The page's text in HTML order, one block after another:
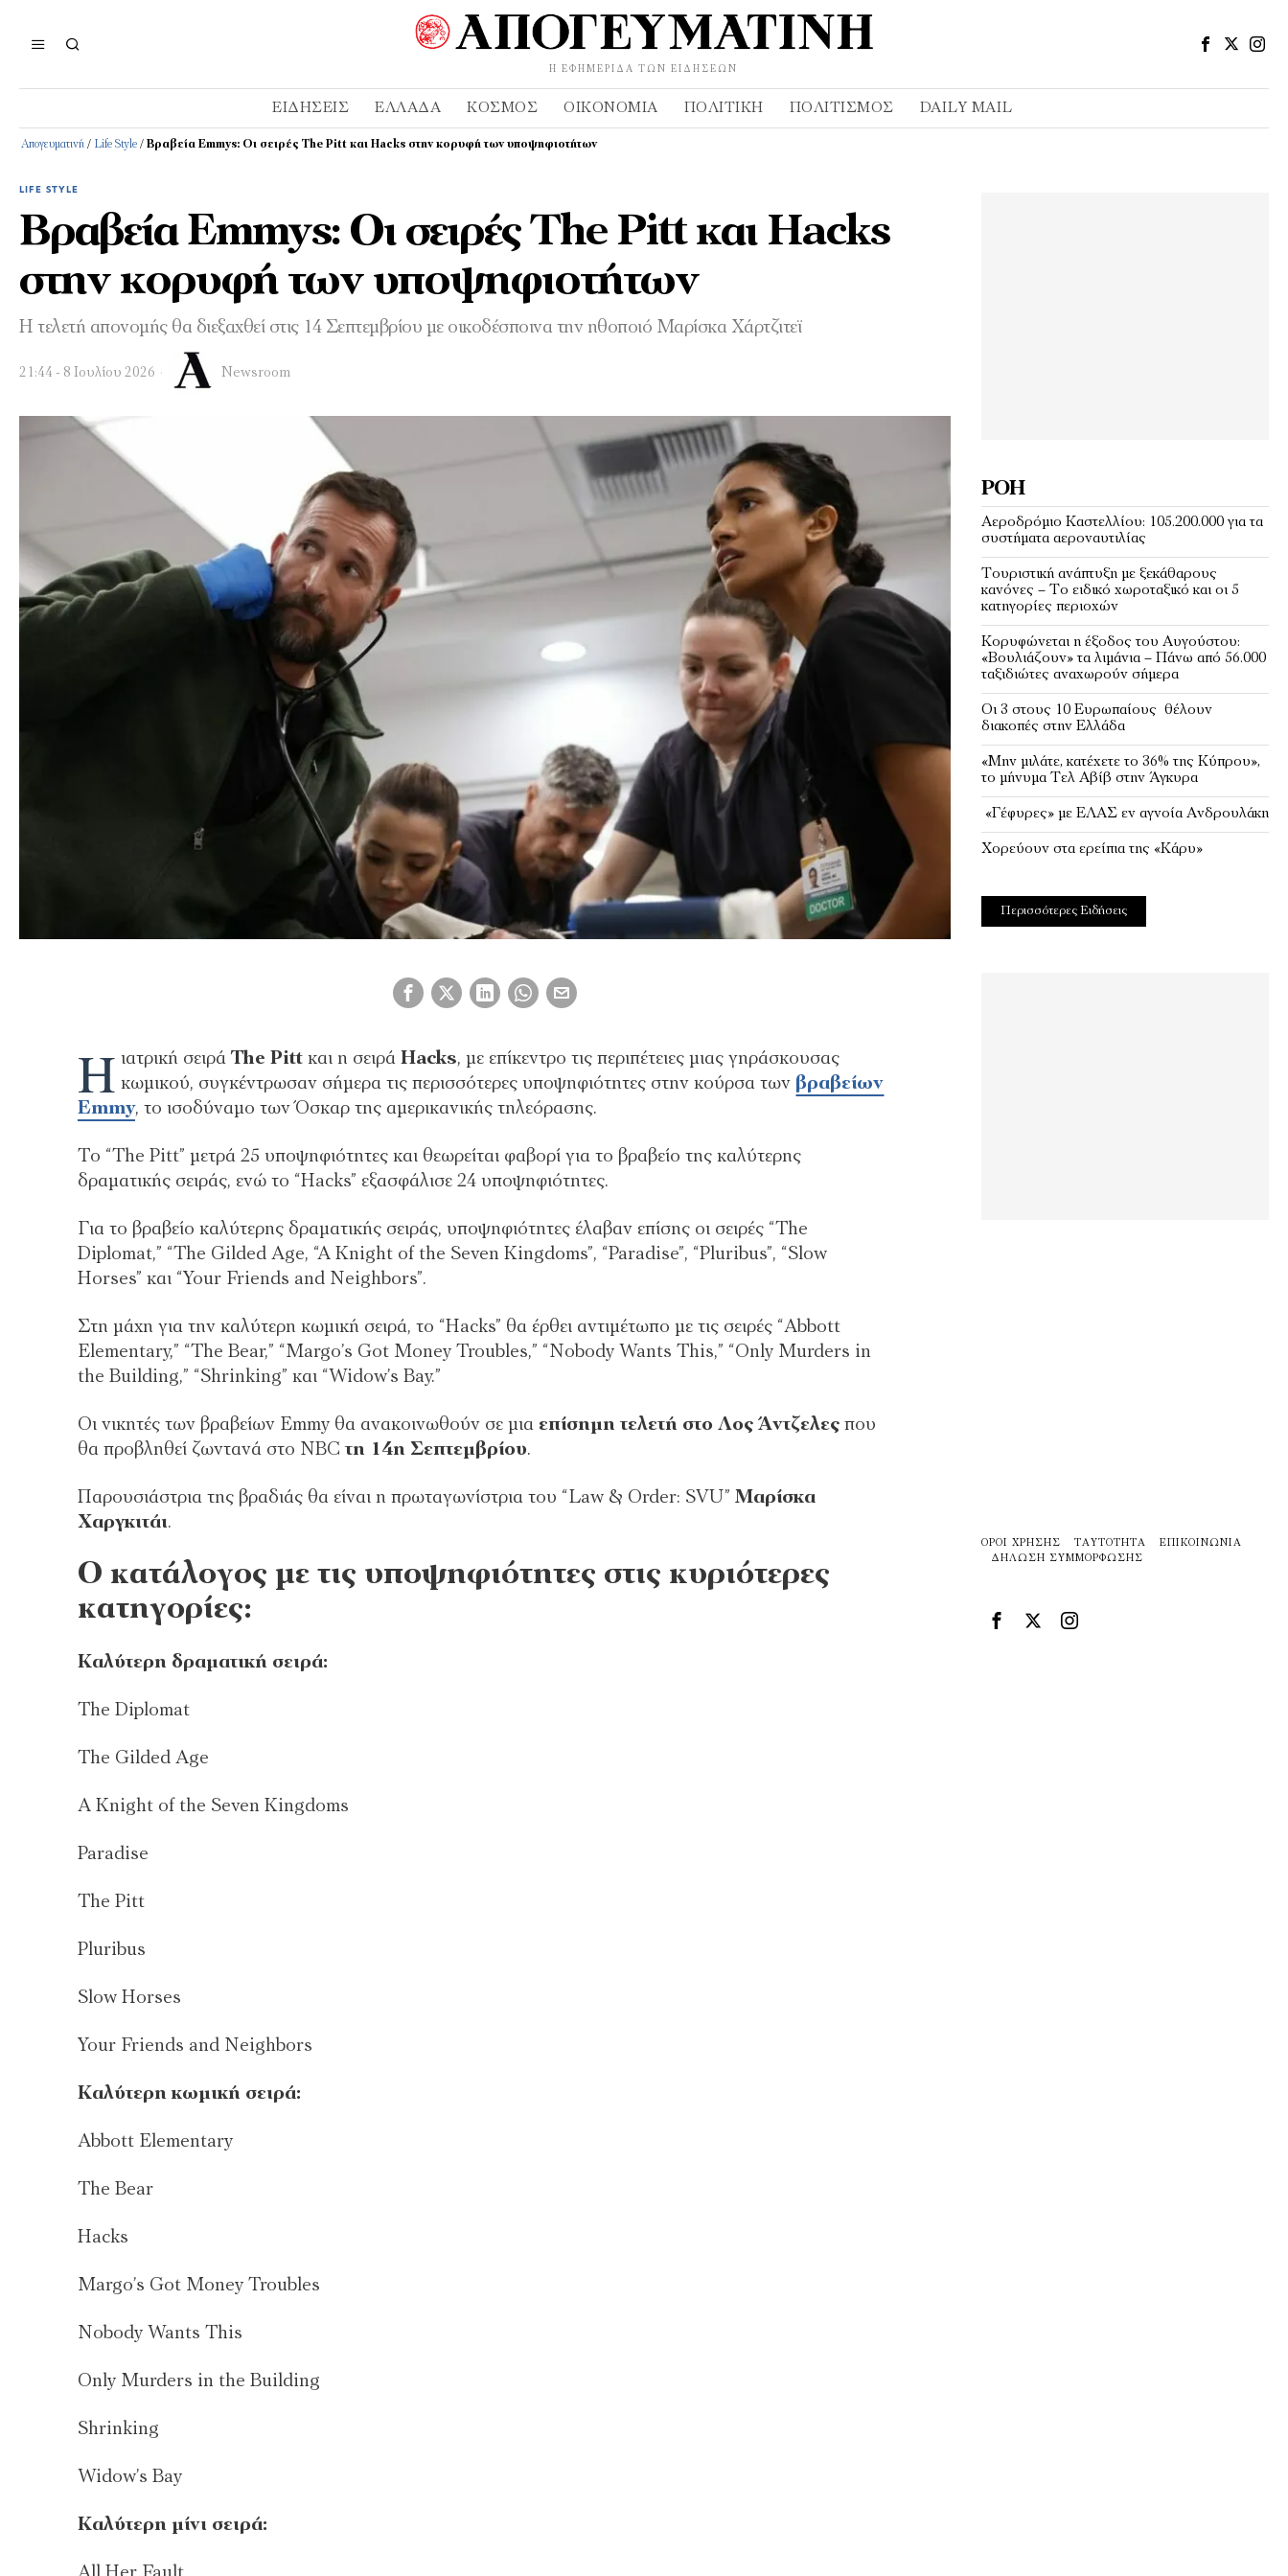
Η ΕΦΗΜΕΡΊΔΑ ΤΩΝ ΕΙΔΉΣΕΩΝ
ΕΙΔΉΣΕΙΣ ΕΛΛΆΔΑ ΚΌΣΜΟΣ ΟΙΚΟΝΟΜΊΑ ΠΟΛΙΤΙΚΉ ΠΟΛΙΤΙΣΜΌΣ DAILY MAIL
Απογευματινή / Life Style / Βραβεία Emmys: Οι σειρές The Pitt και Hacks στην κορυφή των υποψηφιοτήτων
LIFE STYLE
Βραβεία Emmys: Οι σειρές The Pitt και Hacks
στην κορυφή των υποψηφιοτήτων
Η τελετή απονομής θα διεξαχθεί στις 14 Σεπτεμβρίου με οικοδέσποινα την ηθοποιό Μαρίσκα Χάρτζιτεϊ
21:44 - 8 Ιουλίου 2026 Newsroom
Η ιατρική σειράThe Pitt και η σειράHacks, με επίκεντρο τις περιπέτειες μιας γηράσκουσας
κωμικού, συγκέντρωσαν σήμερα τις περισσότερες υποψηφιότητες στην κούρσα των βραβείων
Emmy, το ισοδύναμο των Όσκαρ της αμερικανικής τηλεόρασης.
Το “The Pitt” μετρά 25 υποψηφιότητες και θεωρείται φαβορί για το βραβείο της καλύτερης
δραματικής σειράς, ενώ το “Hacks” εξασφάλισε 24 υποψηφιότητες.
Για το βραβείο καλύτερης δραματικής σειράς, υποψηφιότητες έλαβαν επίσης οι σειρές “The
Diplomat,” “The Gilded Age, “A Knight of the Seven Kingdoms”, “Paradise”, “Pluribus”, “Slow
Horses” και “Your Friends and Neighbors”.
Στη μάχη για την καλύτερη κωμική σειρά, το “Hacks” θα έρθει αντιμέτωπο με τις σειρές “Abbott
Elementary,” “The Bear,” “Margo’s Got Money ⁠Troubles,” “Nobody Wants This,” “Only Murders in
the ⁠Building,” “Shrinking” και “Widow’s ⁠Bay.”
Οι νικητές των βραβείων Emmy θα ανακοινωθούν σε μια επίσημη τελετή στο Λος Άντζελεςπου
θα προβληθεί ζωντανά στο NBCτη 14η Σεπτεμβρίου.
Παρουσιάστρια της βραδιάς θα είναι η πρωταγωνίστρια του “Law & Order: SVU” Μαρίσκα
Χαργκιτάι.
O κατάλογος με τις υποψηφιότητες στις κυριότερες
κατηγορίες:
Καλύτερη δραματική σειρά:
The Diplomat
The Gilded Age
A Knight of the Seven Kingdoms
Paradise
The Pitt
Pluribus
Slow Horses
Your Friends and Neighbors
Καλύτερη κωμική σειρά:
Abbott Elementary
The Bear
Hacks
Margo’s Got Money ⁠Troubles
Nobody Wants This
Only Murders in the Building
Shrinking
Widow’s Bay
Καλύτερη μίνι σειρά:
ΡΟΉ
Αεροδρόμιο Καστελλίου: 105.200.000 για τα
συστήματα αεροναυτιλίας
Τουριστική ανάπτυξη με ξεκάθαρους
κανόνες – Το ειδικό χωροταξικό και οι 5
κατηγορίες περιοχών
Κορυφώνεται η έξοδος του Αυγούστου:
«Βουλιάζουν» τα λιμάνια – Πάνω από 56.000
ταξιδιώτες αναχωρούν σήμερα
Οι 3 στους 10 Ευρωπαίους θέλουν
διακοπές στην Ελλάδα
«Μην μιλάτε, κατέχετε το 36% της Κύπρου»,
το μήνυμα Τελ Αβίβ στην Άγκυρα
«Γέφυρες» με ΕΛΑΣ εν αγνοία Ανδρουλάκη
Χορεύουν στα ερείπια της «Κάρυ»
Περισσότερες Ειδήσεις
ΌΡΟΙ ΧΡΉΣΗΣ ΤΑΥΤΌΤΗΤΑ
ΕΠΙΚΟΙΝΩΝΊΑ
ΔΉΛΩΣΗ ΣΥΜΜΌΡΦΩΣΗΣ